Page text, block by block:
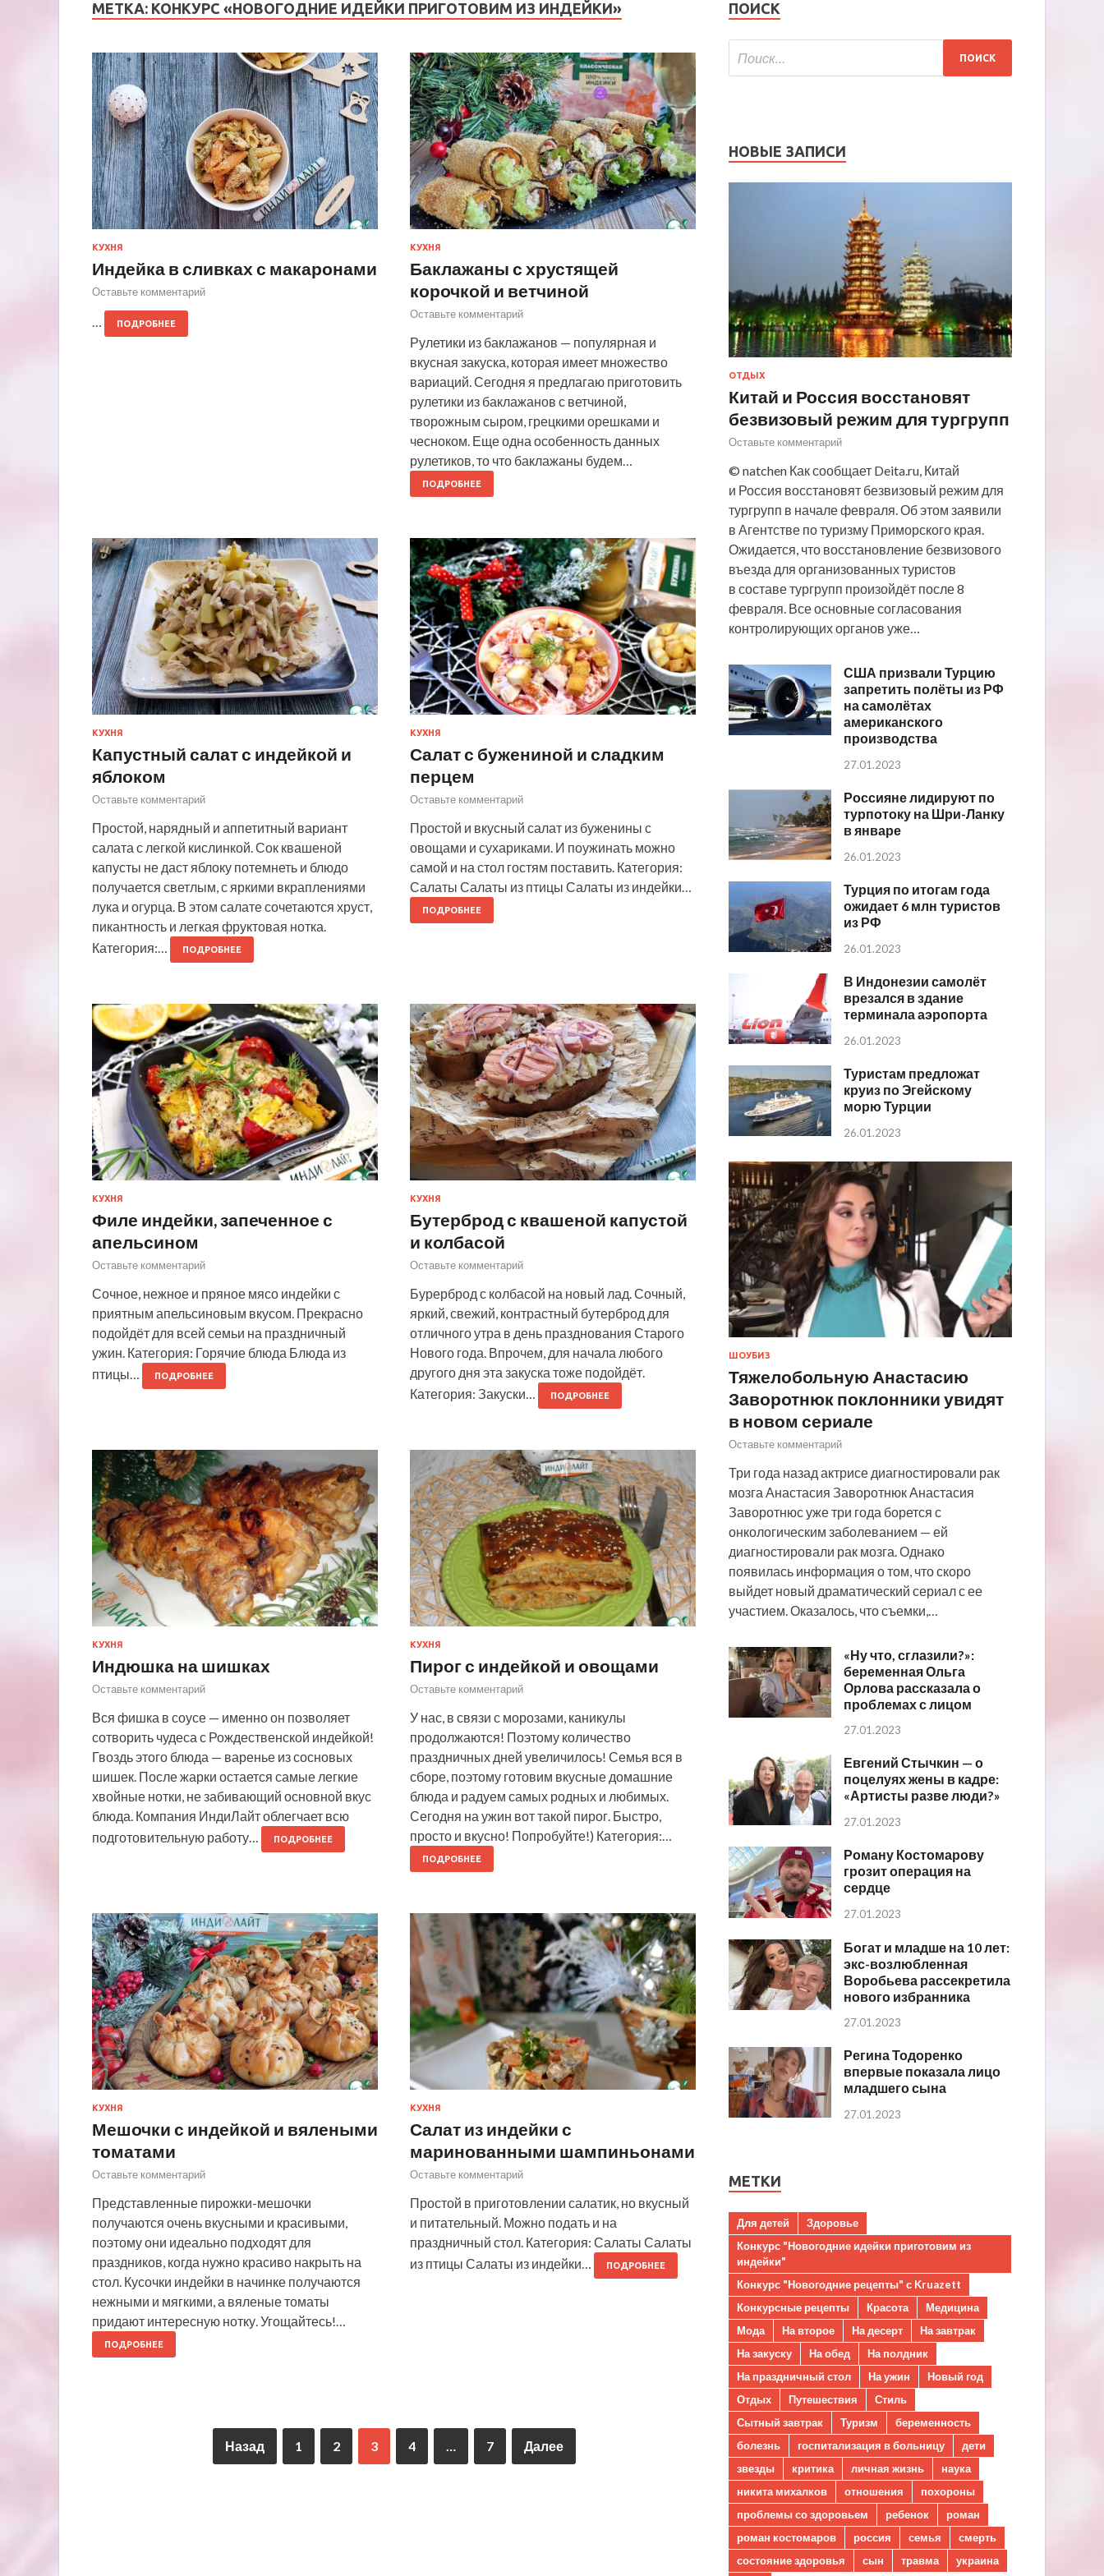
МЕТКА: КОНКУРС «НОВОГОДНИЕ ИДЕЙКИ ПРИГОТОВИМ ИЗ ИНДЕЙКИ»
КУХНЯ
Индейка в сливках с макаронами
Оставьте комментарий
… ПОДРОБНЕЕ
КУХНЯ
Баклажаны с хрустящей
корочкой и ветчиной
Оставьте комментарий
Рулетики из баклажанов — популярная и
вкусная закуска, которая имеет множество
вариаций. Сегодня я предлагаю приготовить
рулетики из баклажанов с ветчиной,
творожным сыром, грецкими орешками и
чесноком. Еще одна особенность данных
рулетиков, то что баклажаны будем…
ПОДРОБНЕЕ
КУХНЯ
Капустный салат с индейкой и
яблоком
Оставьте комментарий
Простой, нарядный и аппетитный вариант
салата с легкой кислинкой. Сок квашеной
капусты не даст яблоку потемнеть и блюдо
получается светлым, с яркими вкраплениями
лука и огурца. В этом салате сочетаются хруст,
пикантность и легкая фруктовая нотка.
Категория:…
ПОДРОБНЕЕ
КУХНЯ
Салат с бужениной и сладким
перцем
Оставьте комментарий
Простой и вкусный салат из буженины с
овощами и сухариками. И поужинать можно
самой и на стол гостям поставить. Категория:
Салаты Салаты из птицы Салаты из индейки…
ПОДРОБНЕЕ
КУХНЯ
Филе индейки, запеченное с
апельсином
Оставьте комментарий
Сочное, нежное и пряное мясо индейки с
приятным апельсиновым вкусом. Прекрасно
подойдёт для всей семьи на праздничный
ужин. Категория: Горячие блюда Блюда из
птицы…
ПОДРОБНЕЕ
КУХНЯ
Бутерброд с квашеной капустой
и колбасой
Оставьте комментарий
Бурерброд с колбасой на новый лад. Сочный,
яркий, свежий, контрастный бутерброд для
отличного утра в день празднования Старого
Нового года. Впрочем, для начала любого
другого дня эта закуска тоже подойдёт.
Категория: Закуски…
ПОДРОБНЕЕ
КУХНЯ
Индюшка на шишках
Оставьте комментарий
Вся фишка в соусе — именно он позволяет
сотворить чудеса с Рождественской индейкой!
Гвоздь этого блюда — варенье из сосновых
шишек. После жарки остается самые легкие
хвойные нотки, не забивающий основной вкус
блюда. Компания ИндиЛайт облегчает всю
подготовительную работу…
ПОДРОБНЕЕ
КУХНЯ
Пирог с индейкой и овощами
Оставьте комментарий
У нас, в связи с морозами, каникулы
продолжаются! Поэтому количество
праздничных дней увеличилось! Семья вся в
сборе, поэтому готовим вкусные домашние
блюда и радуем самых родных и любимых.
Сегодня на ужин вот такой пирог. Быстро,
просто и вкусно! Попробуйте!) Категория:…
ПОДРОБНЕЕ
КУХНЯ
Мешочки с индейкой и вялеными
томатами
Оставьте комментарий
Представленные пирожки-мешочки
получаются очень вкусными и красивыми,
поэтому они идеально подходят для
праздников, когда нужно красиво накрыть на
стол. Кусочки индейки в начинке получаются
нежными и мягкими, а вяленые томаты
придают интересную нотку. Угощайтесь!…
ПОДРОБНЕЕ
КУХНЯ
Салат из индейки с
маринованными шампиньонами
Оставьте комментарий
Простой в приготовлении салатик, но вкусный
и питательный. Можно подать и на
праздничный стол. Категория: Салаты Салаты
из птицы Салаты из индейки…
ПОДРОБНЕЕ
Назад 1 2 3 4 … 7 Далее
ПОИСК
НОВЫЕ ЗАПИСИ
ОТДЫХ
Китай и Россия восстановят
безвизовый режим для тургрупп
Оставьте комментарий
© natchen Как сообщает Deita.ru, Китай
и Россия восстановят безвизовый режим для
тургрупп в начале февраля. Об этом заявили
в Агентстве по туризму Приморского края.
Ожидается, что восстановление безвизового
въезда для организованных туристов
в составе тургрупп произойдёт после 8
февраля. Все основные согласования
контролирующих органов уже…
США призвали Турцию
запретить полёты из РФ
на самолётах
американского
производства
27.01.2023
Россияне лидируют по
турпотоку на Шри-Ланку
в январе
26.01.2023
Турция по итогам года
ожидает 6 млн туристов
из РФ
26.01.2023
В Индонезии самолёт
врезался в здание
терминала аэропорта
26.01.2023
Туристам предложат
круиз по Эгейскому
морю Турции
26.01.2023
ШОУБИЗ
Тяжелобольную Анастасию
Заворотнюк поклонники увидят
в новом сериале
Оставьте комментарий
Три года назад актрисе диагностировали рак
мозга Анастасия Заворотнюк Анастасия
Заворотнюс уже три года борется с
онкологическим заболеванием — ей
диагностировали рак мозга. Однако
появилась информация о том, что скоро
выйдет новый драматический сериал с ее
участием. Оказалось, что съемки,…
«Ну что, сглазили?»:
беременная Ольга
Орлова рассказала о
проблемах с лицом
27.01.2023
Евгений Стычкин — о
поцелуях жены в кадре:
«Артисты разве люди?»
27.01.2023
Роману Костомарову
грозит операция на
сердце
27.01.2023
Богат и младше на 10 лет:
экс-возлюбленная
Воробьева рассекретила
нового избранника
27.01.2023
Регина Тодоренко
впервые показала лицо
младшего сына
27.01.2023
МЕТКИ
Для детей
Здоровье
Конкурс "Новогодние идейки приготовим из
индейки"
Конкурс "Новогодние рецепты" с Kruazett
Конкурсные рецепты
Красота
Медицина
Мода
На второе На десерт
На завтрак
На закуску
На обед
На полдник
На праздничный стол
На ужин
Новый год
Отдых
Путешествия
Стиль
Сытный завтрак
Туризм
беременность
болезнь
госпитализация в больницу
дети
звезды
критика личная жизнь
наука
никита михалков
отношения
похороны
проблемы со здоровьем
ребенок
роман
роман костомаров
россия семья
смерть
состояние здоровья
сын травма украина